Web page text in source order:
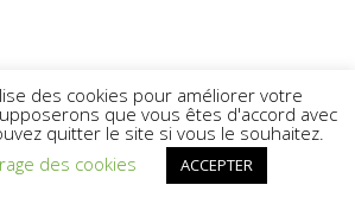
des cookies pour améliorer votre
que vous êtes d'accord avec
quitter le site si vous le souhaitez.
des cookies
ACCEPTER